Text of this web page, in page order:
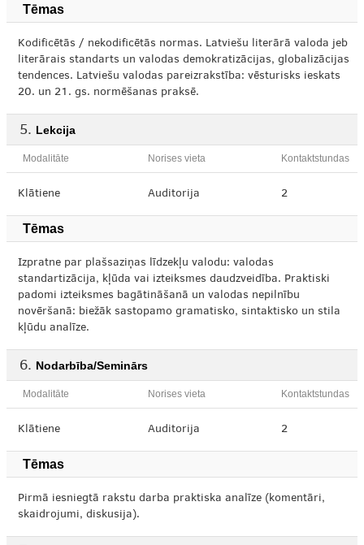
Tēmas
Kodificētās / nekodificētās normas. Latviešu literārā valoda jeb
literārais standarts un valodas demokratizācijas, globalizācijas
tendences. Latviešu valodas pareizrakstība: vēsturisks ieskats
20. un 21. gs. normēšanas praksē.
Lekcija
Modalitāte Norises vieta Kontaktstundas
Klātiene Auditorija 2
Tēmas
Izpratne par plašsaziņas līdzekļu valodu: valodas
standartizācija, kļūda vai izteiksmes daudzveidība. Praktiski
padomi izteiksmes bagātināšanā un valodas nepilnību
novēršanā: biežāk sastopamo gramatisko, sintaktisko un stila
kļūdu analīze.
Nodarbība/Seminārs
Modalitāte Norises vieta Kontaktstundas
Klātiene Auditorija 2
Tēmas
Pirmā iesniegtā rakstu darba praktiska analīze (komentāri,
skaidrojumi, diskusija).